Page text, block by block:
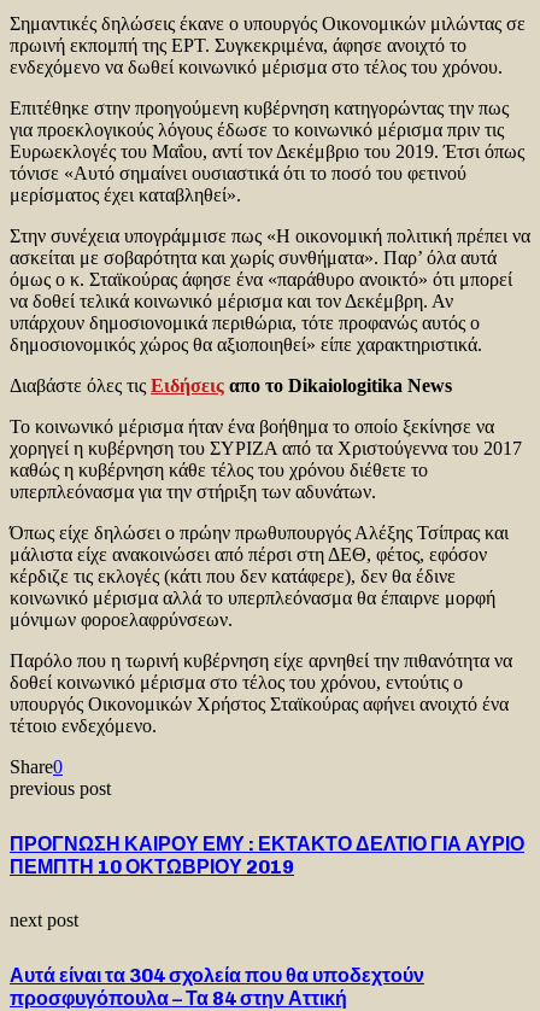
Σημαντικές δηλώσεις έκανε ο υπουργός Οικονομικών μιλώντας σε
πρωινή εκπομπή της ΕΡΤ. Συγκεκριμένα, άφησε ανοιχτό το
ενδεχόμενο να δωθεί κοινωνικό μέρισμα στο τέλος του χρόνου.
Επιτέθηκε στην προηγούμενη κυβέρνηση κατηγορώντας την πως
για προεκλογικούς λόγους έδωσε το κοινωνικό μέρισμα πριν τις
Ευρωεκλογές του Μαΐου, αντί τον Δεκέμβριο του 2019. Έτσι όπως
τόνισε «Αυτό σημαίνει ουσιαστικά ότι το ποσό του φετινού
μερίσματος έχει καταβληθεί».
Στην συνέχεια υπογράμμισε πως «Η οικονομική πολιτική πρέπει να
ασκείται με σοβαρότητα και χωρίς συνθήματα». Παρ’ όλα αυτά
όμως ο κ. Σταϊκούρας άφησε ένα «παράθυρο ανοικτό» ότι μπορεί
να δοθεί τελικά κοινωνικό μέρισμα και τον Δεκέμβρη. Αν
υπάρχουν δημοσιονομικά περιθώρια, τότε προφανώς αυτός ο
δημοσιονομικός χώρος θα αξιοποιηθεί» είπε χαρακτηριστικά.
Διαβάστε όλες τις Ειδήσεις απο το Dikaiologitika News
Το κοινωνικό μέρισμα ήταν ένα βοήθημα το οποίo ξεκίνησε να
χορηγεί η κυβέρνηση του ΣΥΡΙΖΑ από τα Χριστούγεννα του 2017
καθώς η κυβέρνηση κάθε τέλος του χρόνου διέθετε το
υπερπλεόνασμα για την στήριξη των αδυνάτων.
Όπως είχε δηλώσει ο πρώην πρωθυπουργός Αλέξης Τσίπρας και
μάλιστα είχε ανακοινώσει από πέρσι στη ΔΕΘ, φέτος, εφόσον
κέρδιζε τις εκλογές (κάτι που δεν κατάφερε), δεν θα έδινε
κοινωνικό μέρισμα αλλά το υπερπλεόνασμα θα έπαιρνε μορφή
μόνιμων φοροελαφρύνσεων.
Παρόλο που η τωρινή κυβέρνηση είχε αρνηθεί την πιθανότητα να
δοθεί κοινωνικό μέρισμα στο τέλος του χρόνου, εντούτις ο
υπουργός Οικονομικών Χρήστος Σταϊκούρας αφήνει ανοιχτό ένα
τέτοιο ενδεχόμενο.
Share0
previous post
ΠΡΟΓΝΩΣΗ ΚΑΙΡΟΥ ΕΜΥ : ΕΚΤΑΚΤΟ ΔΕΛΤΙΟ ΓΙΑ ΑΥΡΙΟ
ΠΕΜΠΤΗ 10 ΟΚΤΩΒΡΙΟΥ 2019
next post
Αυτά είναι τα 304 σχολεία που θα υποδεχτούν
προσφυγόπουλα – Τα 84 στην Αττική